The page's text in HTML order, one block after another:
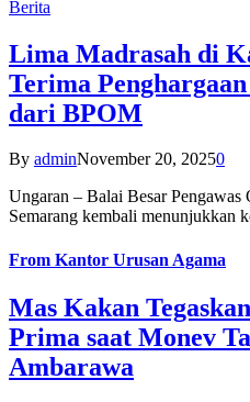
Berita
Lima Madrasah di
Terima
dari BPOM
By adminNovember 20, 20250
Ungaran – Balai Besar
Semarang kembali menunjukkan
From Kantor Urusan Agama
Mas Kakan
Prima saat Monev
Ambarawa